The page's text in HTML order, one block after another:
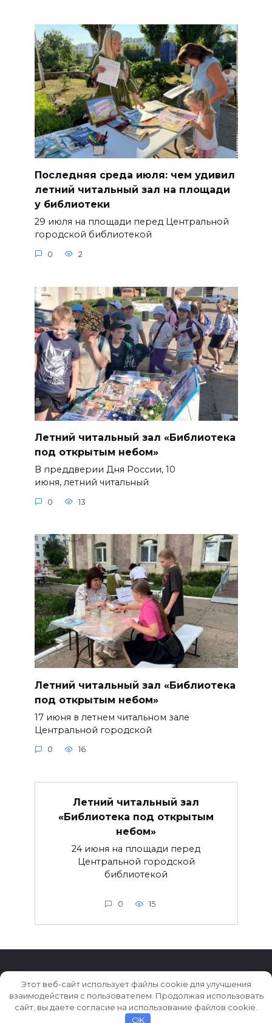
Последняя среда июля: чем удивил
летний читальный зал на площади
у библиотеки
29 июля на площади перед Центральной
городской библиотекой
0 2
Летний читальный зал «Библиотека
под открытым небом»
В преддверии Дня России, 10
июня, летний читальный
0 13
Летний читальный зал «Библиотека
под открытым небом»
17 июня в летнем читальном зале
Центральной городской
0 16
Летний читальный зал
«Библиотека под открытым
небом»
24 июня на площади перед
Центральной городской
библиотекой
0 15
© 2026 Истории ★ Новости ★ Факты ★ Очерки
Этот веб-сайт использует файлы cookie для улучшения
взаимодействия с пользователем. Продолжая использовать
сайт, вы даете согласие на использование файлов cookie.
OK